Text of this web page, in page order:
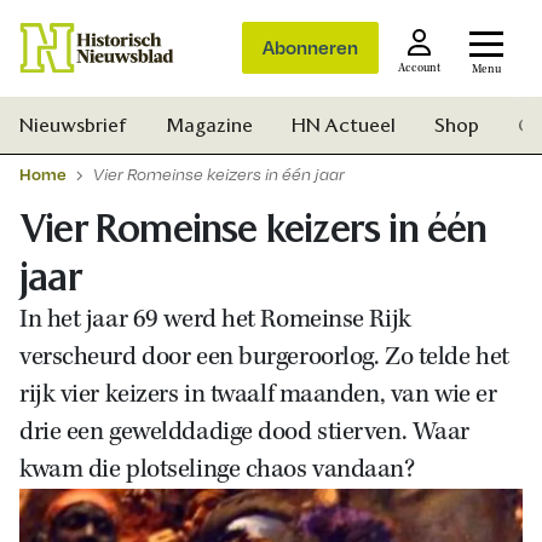
Abonneren
Account Menu
Zoek
Nieuwsbrief Magazine HN Actueel Shop
Home Vier Romeinse keizers in één jaar
Vier Romeinse keizers in één
jaar
In het jaar 69 werd het Romeinse Rijk
verscheurd door een burgeroorlog. Zo telde het
rijk vier keizers in twaalf maanden, van wie er
drie een gewelddadige dood stierven. Waar
kwam die plotselinge chaos vandaan?